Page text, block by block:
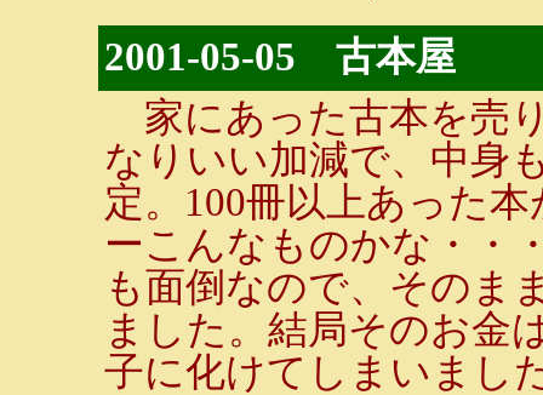
2001-05-05 古本屋
家にあった古本を売
なりいい加減で、中身
定。100冊以上あった
ーこんなものかな・・
も面倒なので、そのま
ました。結局そのお金
子に化けてしまいまし